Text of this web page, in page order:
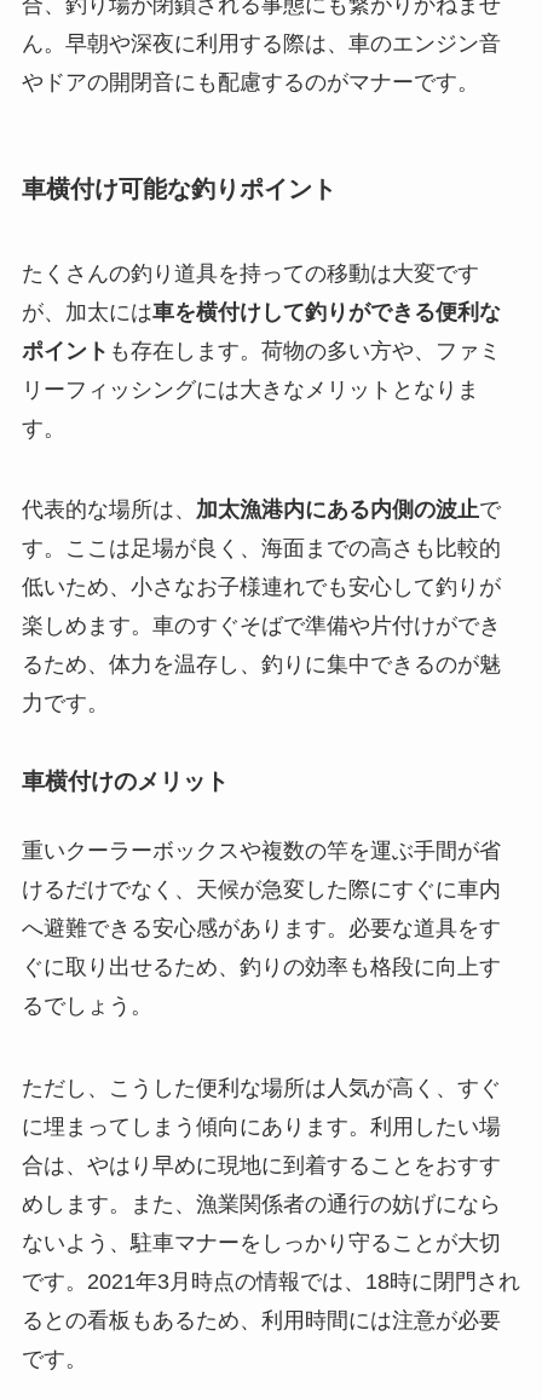
合、釣り場が閉鎖される事態にも繋がりかねませ
ん。早朝や深夜に利用する際は、車のエンジン音
やドアの開閉音にも配慮するのがマナーです。
車横付け可能な釣りポイント
たくさんの釣り道具を持っての移動は大変です
が、加太には車を横付けして釣りができる便利な
ポイント も存在します。荷物の多い方や、ファミ
リーフィッシングには大きなメリットとなりま
す。
代表的な場所は、 加太漁港内にある内側の波止で
す。ここは足場が良く、海面までの高さも比較的
低いため、小さなお子様連れでも安心して釣りが
楽しめます。車のすぐそばで準備や片付けができ
るため、体力を温存し、釣りに集中できるのが魅
力です。
車横付けのメリット
重いクーラーボックスや複数の竿を運ぶ手間が省
けるだけでなく、天候が急変した際にすぐに車内
へ避難できる安心感があります。必要な道具をす
ぐに取り出せるため、釣りの効率も格段に向上す
るでしょう。
ただし、こうした便利な場所は人気が高く、すぐ
に埋まってしまう傾向にあります。利用したい場
合は、やはり早めに現地に到着することをおすす
めします。また、漁業関係者の通行の妨げになら
ないよう、駐車マナーをしっかり守ることが大切
です。2021年3月時点の情報では、18時に閉門され
るとの看板もあるため、利用時間には注意が必要
です。